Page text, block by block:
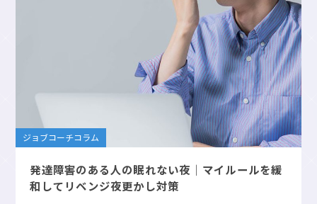
ジョブコーチコラム
発達障害のある人の眠れない夜｜マイルールを緩
和してリベンジ夜更かし対策